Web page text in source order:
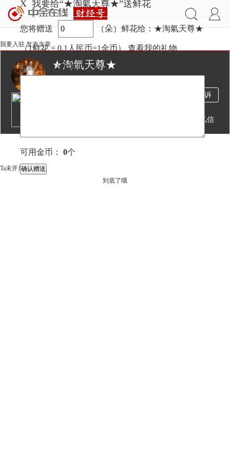
文章
我要入驻 发表文章
★淘氣天尊★
投诉
发私信
Ta未开启直播
X 我要给“★淘氣天尊★”送鲜花
您将赠送 （朵）鲜花给：★淘氣天尊★
（1鲜花 = 0.1人民币=1金币） 查看我的礼物
附言：（不超过100字）
可用金币： 0个
到底了哦